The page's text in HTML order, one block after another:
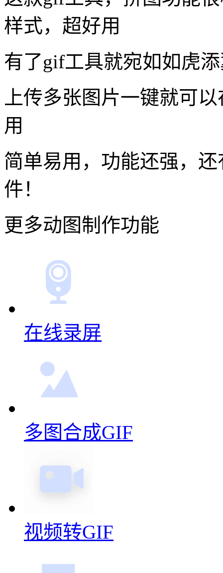
样式，超好用
有了gif工具就宛如如虎
上传多张图片一键就可
用
简单易用，功能还强，
件！
更多动图制作功能
在线录屏
多图合成GIF
视频转GIF